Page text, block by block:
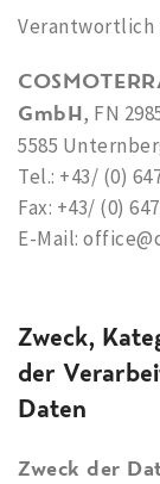
Verantwortlich
GmbH, FN
5585
Tel.: +43/ (0)
Fax: +43/ (0)
E-Mail:
Zweck,
der
Daten
Zweck der